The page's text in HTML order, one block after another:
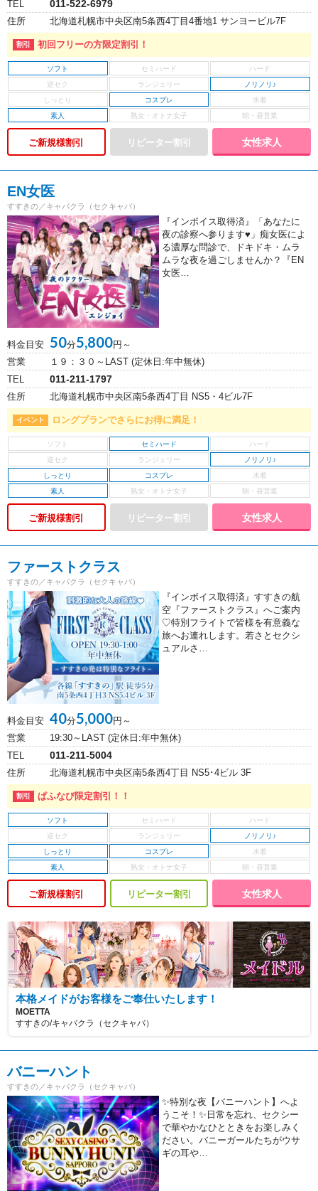
TEL 011-522-6979
住所 北海道札幌市中央区南5条西4丁目4番地1 サンヨービル7F
初回フリーの方限定割引！
ソフト
ノリノリ♪
コスプレ
素人
ご新規様割引 女性求人
EN女医
すすきの／キャバクラ（セクキャバ）
『インボイス取得済』「あなたに
夜の診察へ参ります♥」痴女医によ
る濃厚な問診で、ドキドキ・ムラ
ムラな夜を過ごしませんか？『EN
女医…
料金目安 50分5,800円～
営業
１９：３０～LAST (定休日:年中無休)
TEL
011-211-1797
住所 北海道札幌市中央区南5条西4丁目 NS5・4ビル7F
ロングプランでさらにお得に満足！
セミハード
ノリノリ♪
しっとり
コスプレ
素人
ご新規様割引 女性求人
ファーストクラス
すすきの／キャバクラ（セクキャバ）
『インボイス取得済』すすきの航
空『ファーストクラス』へご案内
♡特別フライトで皆様を有意義な
旅へお連れします。若さとセクシ
ュアルさ…
料金目安 40分5,000円～
営業
19:30～LAST (定休日:年中無休)
TEL
011-211-5004
住所 北海道札幌市中央区南5条西4丁目 NS5･4ビル 3F
ぱふなび限定割引！！
ソフト
ノリノリ♪
しっとり
コスプレ
素人
ご新規様割引 リピーター割引 女性求人
本格メイドがお客様をご奉仕いたします！
MOETTA
すすきの/キャバクラ（セクキャバ）
バニーハント
すすきの／キャバクラ（セクキャバ）
✨特別な夜【バニーハント】へよ
うこそ！✨日常を忘れ、セクシー
で華やかなひとときをお楽しみく
ださい。バニーガールたちがウサ
ギの耳や…